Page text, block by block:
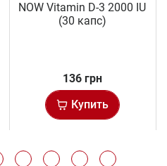
NOW Vitamin D-3 2000 IU
(30 капс)
136 грн
Купить